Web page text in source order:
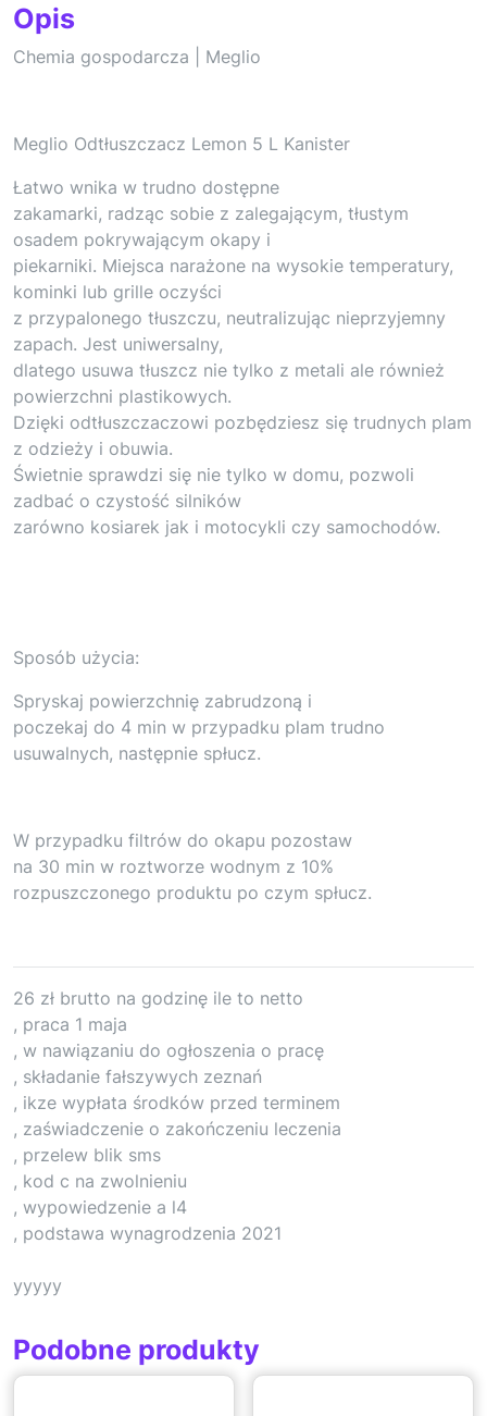
Opis
Chemia gospodarcza | Meglio
Meglio Odtłuszczacz Lemon 5 L Kanister
Łatwo wnika w trudno dostępne
zakamarki, radząc sobie z zalegającym, tłustym
osadem pokrywającym okapy i
piekarniki. Miejsca narażone na wysokie temperatury,
kominki lub grille oczyści
z przypalonego tłuszczu, neutralizując nieprzyjemny
zapach. Jest uniwersalny,
dlatego usuwa tłuszcz nie tylko z metali ale również
powierzchni plastikowych.
Dzięki odtłuszczaczowi pozbędziesz się trudnych plam
z odzieży i obuwia.
Świetnie sprawdzi się nie tylko w domu, pozwoli
zadbać o czystość silników
zarówno kosiarek jak i motocykli czy samochodów.
Sposób użycia:
Spryskaj powierzchnię zabrudzoną i
poczekaj do 4 min w przypadku plam trudno
usuwalnych, następnie spłucz.
W przypadku filtrów do okapu pozostaw
na 30 min w roztworze wodnym z 10%
rozpuszczonego produktu po czym spłucz.
26 zł brutto na godzinę ile to netto
, praca 1 maja
, w nawiązaniu do ogłoszenia o pracę
, składanie fałszywych zeznań
, ikze wypłata środków przed terminem
, zaświadczenie o zakończeniu leczenia
, przelew blik sms
, kod c na zwolnieniu
, wypowiedzenie a l4
, podstawa wynagrodzenia 2021
yyyyy
Podobne produkty